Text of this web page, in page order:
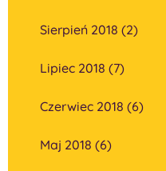
Sierpień 2018 (2)
Lipiec 2018 (7)
Czerwiec 2018 (6)
Maj 2018 (6)